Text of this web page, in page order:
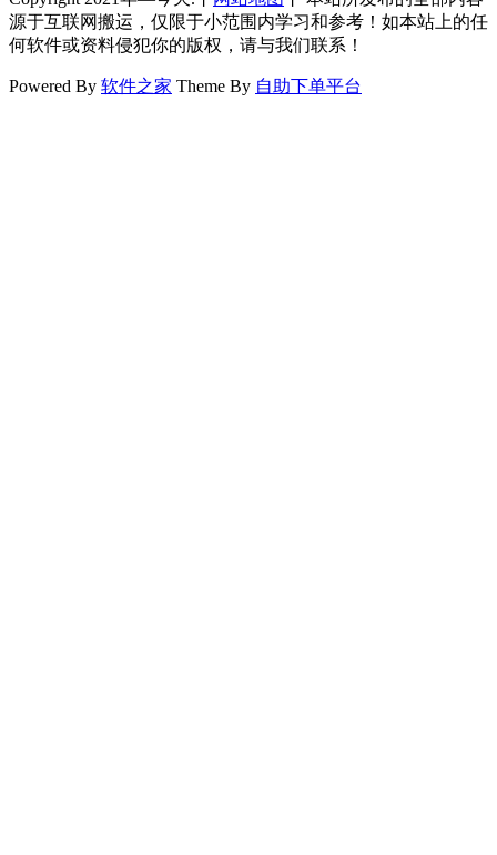
源于互联网搬运，仅限于小范围内学习和参考！如本站上的任
何软件或资料侵犯你的版权，请与我们联系！
Powered By 软件之家 Theme By 自助下单平台